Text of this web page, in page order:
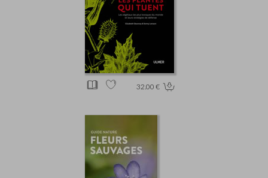
32.00 €